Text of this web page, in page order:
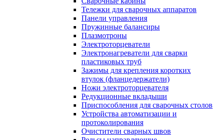
Тележки для сварочных аппаратов
Панели управления
Пружинные балансиры
Плазмотроны
Электроторцеватели
Электронагреватели для сварки
пластиковых труб
Зажимы для крепления коротких
втулок (фланцедержатели)
Ножи электроторцевателя
Редукционные вкладыши
Приспособления для сварочных столов
Устройства автоматизации и
протоколирования
Очистители сварных швов